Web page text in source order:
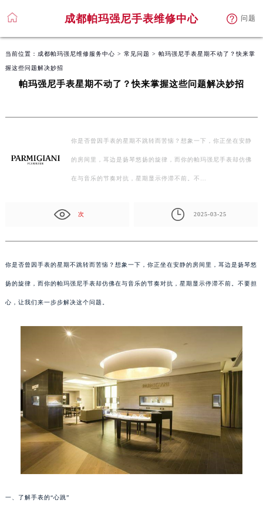
成都帕玛强尼手表维修中心 问题
当前位置： 成都帕玛强尼维修服务中心 > 常见问题 > 帕玛强尼手表星期不动了？快来掌
握这些问题解决妙招
帕玛强尼手表星期不动了？快来掌握这些问题解决妙招
你是否曾因手表的星期不跳转而苦恼？想象一下，你正坐在安静
的房间里，耳边是扬琴悠扬的旋律，而你的帕玛强尼手表却仿佛
在与音乐的节奏对抗，星期显示停滞不前。不…
次 2025-03-25
你是否曾因手表的星期不跳转而苦恼？想象一下，你正坐在安静的房间里，耳边是扬琴悠
扬的旋律，而你的帕玛强尼手表却仿佛在与音乐的节奏对抗，星期显示停滞不前。不要担
心，让我们来一步步解决这个问题。
一、了解手表的“心跳”